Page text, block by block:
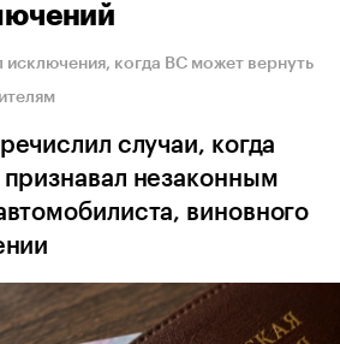
когда ВС может вернуть
случаи, когда
незаконным
виновного